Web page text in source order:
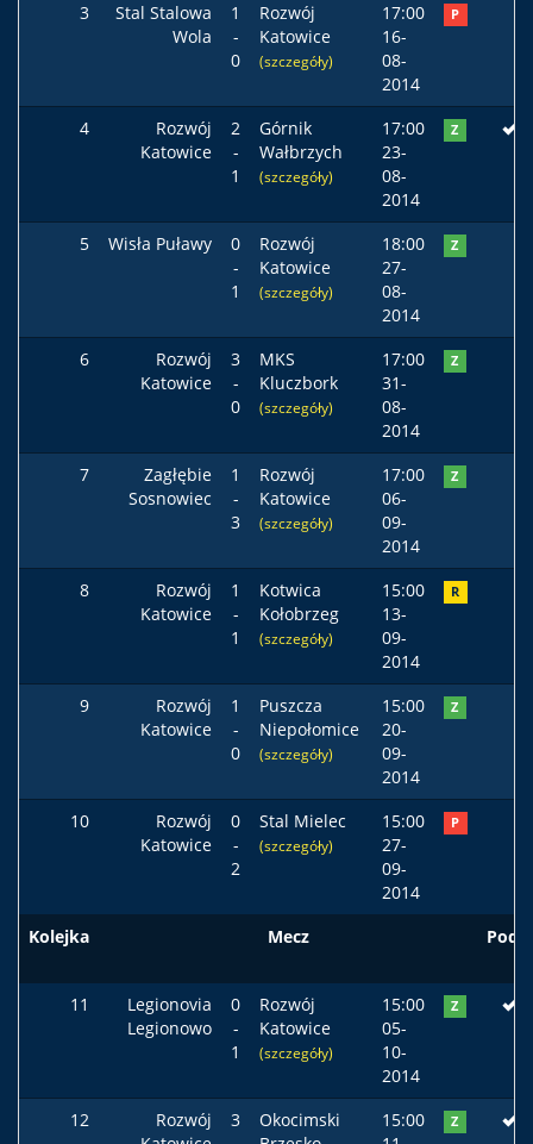
3
Stal Stalowa
Wola
1
-
0
Rozwój
Katowice
(szczegóły)
17:00
16-
08-
2014
P
4
Rozwój
Katowice
2
-
1
Górnik
Wałbrzych
(szczegóły)
17:00
23-
08-
2014
Z
5 Wisła Puławy
0
-
1
Rozwój
Katowice
(szczegóły)
18:00
27-
08-
2014
Z
6
Rozwój
Katowice
3
-
0
MKS
Kluczbork
(szczegóły)
17:00
31-
08-
2014
Z
7
Zagłębie
Sosnowiec
1
-
3
Rozwój
Katowice
(szczegóły)
17:00
06-
09-
2014
Z
8
Rozwój
Katowice
1
-
1
Kotwica
Kołobrzeg
(szczegóły)
15:00
13-
09-
2014
R
9
Rozwój
Katowice
1
-
0
Puszcza
Niepołomice
(szczegóły)
15:00
20-
09-
2014
Z
10
Rozwój
Katowice
0
-
2
Stal Mielec
(szczegóły)
15:00
27-
09-
2014
P
Kolejka Mecz Podst
11
Legionovia
Legionowo
0
-
1
Rozwój
Katowice
(szczegóły)
15:00
05-
10-
2014
Z
12
Rozwój
3
Okocimski
15:00
Z